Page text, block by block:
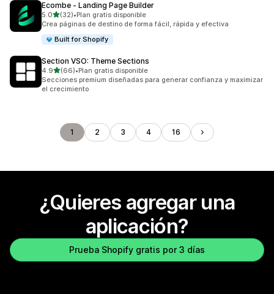
Ecombe ‑ Landing Page Builder
5.0de 5 estrellas
(32)
32 reseñas en total
•Plan gratis disponible
Crea páginas de destino de forma fácil, rápida y efectiva
Built for Shopify
Section VSO: Theme Sections
4.9de 5 estrellas
(66)
66 reseñas en total
•Plan gratis disponible
Secciones premium diseñadas para generar confianza y maximizar
el crecimiento
1 2 3 4 16
¿Quieres agregar una
aplicación?
Prueba Shopify gratis por 3 días